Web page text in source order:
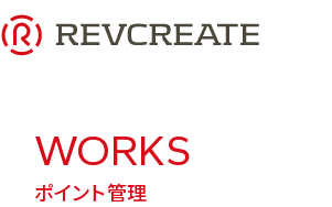
ポイント管理
WORKS